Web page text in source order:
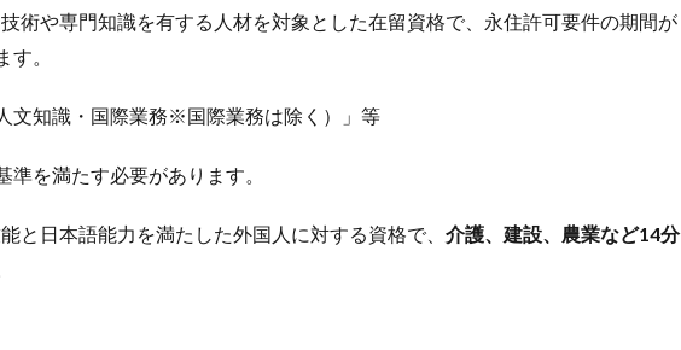
技術や専門知識を有する人材を対象とした在留資格で、永住許可要件の期間が
。
文知識・国際業務※国際業務は除く）」等
準を満たす必要があります。
と日本語能力を満たした外国人に対する資格で、 介護、建設、農業など14分